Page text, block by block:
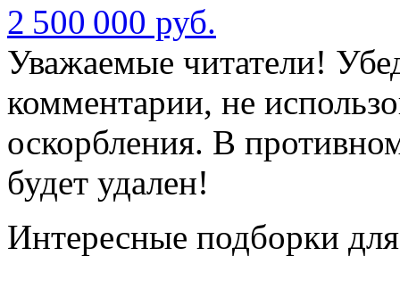
2 500 000 руб.
Уважаемые читатели!
комментарии, не
оскорбления. В
будет удален!
Интересные подборки